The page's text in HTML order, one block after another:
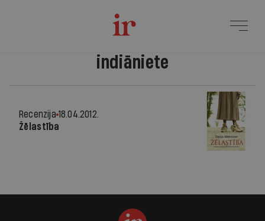
indiāniete
Recenzija 18.04.2012.
Žēlastība